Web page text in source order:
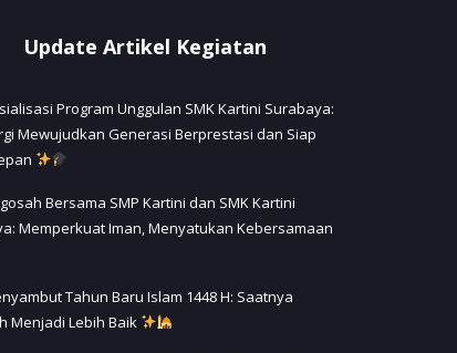
Update Artikel Kegiatan
Program Unggulan SMK Kartini Surabaya:
Mewujudkan Generasi Berprestasi dan Siap
Bersama SMP Kartini dan SMK Kartini
Memperkuat Iman, Menyatukan Kebersamaan
Tahun Baru Islam 1448 H: Saatnya
Menjadi Lebih Baik